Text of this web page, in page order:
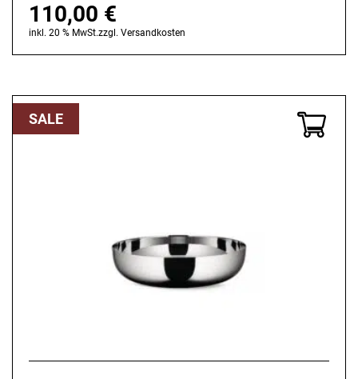
110,00 €
inkl. 20 % MwSt.zzgl. Versandkosten
SALE